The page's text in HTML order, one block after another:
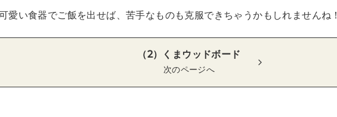
愛い食器でご飯を出せば、苦手なものも克服できちゃうかもしれませんね
（2）くまウッドボード
次のページへ